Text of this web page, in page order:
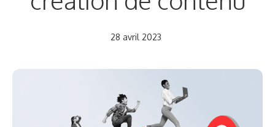
28 avril 2023